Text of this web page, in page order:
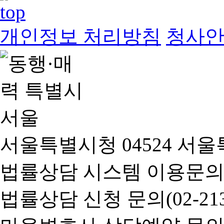
개인정보 처리방침 청사
서울특별시청 04524 서
법률상담 시스템 이용문
법률상담 신청 문의(02-